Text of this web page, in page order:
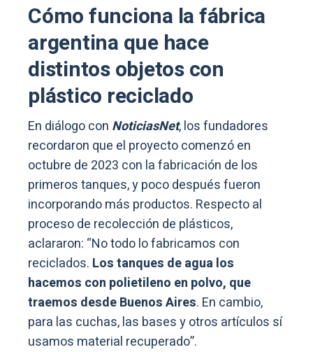
Cómo funciona la fábrica
argentina que hace
distintos objetos con
plástico reciclado
En diálogo con NoticiasNet, los fundadores
recordaron que el proyecto comenzó en
octubre de 2023 con la fabricación de los
primeros tanques, y poco después fueron
incorporando más productos. Respecto al
proceso de recolección de plásticos,
aclararon: “No todo lo fabricamos con
reciclados. Los tanques de agua los
hacemos con polietileno en polvo, que
traemos desde Buenos Aires. En cambio,
para las cuchas, las bases y otros artículos sí
usamos material recuperado”.